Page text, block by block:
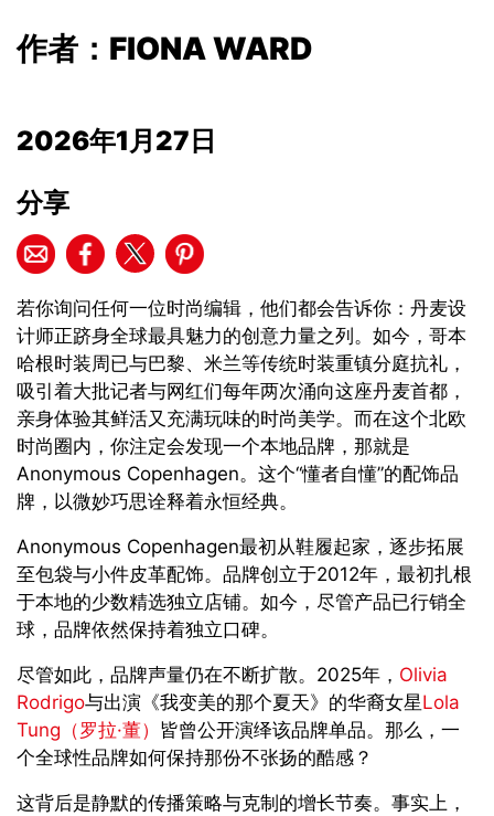
作者：FIONA WARD
2026年1月27日
分享
若你询问任何一位时尚编辑，他们都会告诉你：丹麦设
计师正跻身全球最具魅力的创意力量之列。如今，哥本
哈根时装周已与巴黎、米兰等传统时装重镇分庭抗礼，
吸引着大批记者与网红们每年两次涌向这座丹麦首都，
亲身体验其鲜活又充满玩味的时尚美学。而在这个北欧
时尚圈内，你注定会发现一个本地品牌，那就是
Anonymous Copenhagen。这个“懂者自懂”的配饰品
牌，以微妙巧思诠释着永恒经典。
Anonymous Copenhagen最初从鞋履起家，逐步拓展
至包袋与小件皮革配饰。品牌创立于2012年，最初扎根
于本地的少数精选独立店铺。如今，尽管产品已行销全
球，品牌依然保持着独立口碑。
尽管如此，品牌声量仍在不断扩散。 2025年， Olivia
Rodrigo与出演《我变美的那个夏天》的华裔女星Lola
Tung （罗拉·董） 皆曾公开演绎该品牌单品。那么，一
个全球性品牌如何保持那份不张扬的酷感？
这背后是静默的传播策略与克制的增长节奏。事实上，